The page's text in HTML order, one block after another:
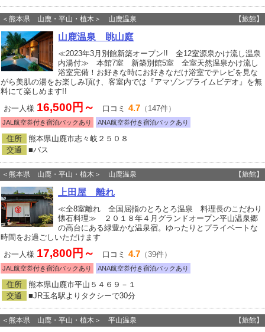
＜熊本県 山鹿・平山・植木＞ 山鹿温泉 【旅館】
山鹿温泉 眺山庭
≪2023年3月別館新築オープン!! 全12室源泉かけ流し温泉
内湯付≫ 本館7室 新築別館5室 全室天然温泉かけ流し
浴室完備！お好きな時にお好きなだけ浴室でテレビを見な
がら美肌の湯をお楽しみ頂け、客室内では『アマゾンプライムビデオ』を無
料にて楽しめます!!
お一人様 16,500円～ 口コミ 4.7 （147件）
JAL航空券付き宿泊パックあり ANA航空券付き宿泊パックあり
住所
熊本県山鹿市志々岐２５０８
交通
■バス
＜熊本県 山鹿・平山・植木＞ 山鹿温泉 【旅館】
上田屋 離れ
≪全8室離れ 全国屈指のとろとろ温泉 料理長のこだわり
懐石料理≫ ２０１８年４月グランドオープン平山温泉郷
の高台にある緑豊かな温泉宿。ゆったりとプライベートな
時間をお過ごしいただけます
お一人様 17,800円～ 口コミ 4.7 （39件）
JAL航空券付き宿泊パックあり ANA航空券付き宿泊パックあり
住所
熊本県山鹿市平山５４６９－１
交通
■JR玉名駅よりタクシーで30分
＜熊本県 山鹿・平山・植木＞ 平山温泉 【旅館】